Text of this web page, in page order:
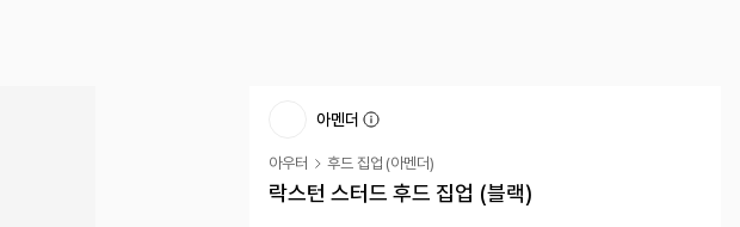
아멘더
아우터 후드 집업 (아멘더)
락스턴 스터드 후드 집업 (블랙)